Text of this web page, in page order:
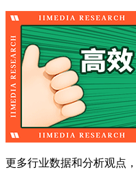
更多行业数据和分析观点